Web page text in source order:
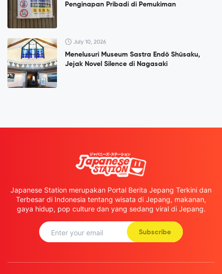
Penginapan Pribadi di Pemukiman
July 10, 2026
Menelusuri Museum Sastra Endō Shūsaku,
Jejak Novel Silence di Nagasaki
Japanese Station merupakan Portal Berita Jepang Terkini dan
Terbesar di Indonesia tentang wisata di Jepang, makanan,
gaya hidup, pop culture dan yang sedang viral di Jepang.
Subscribe